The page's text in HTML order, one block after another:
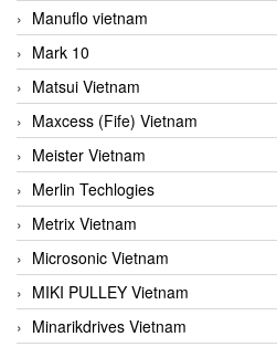
Manuflo vietnam
Mark 10
Matsui Vietnam
Maxcess (Fife) Vietnam
Meister Vietnam
Merlin Techlogies
Metrix Vietnam
Microsonic Vietnam
MIKI PULLEY Vietnam
Minarikdrives Vietnam